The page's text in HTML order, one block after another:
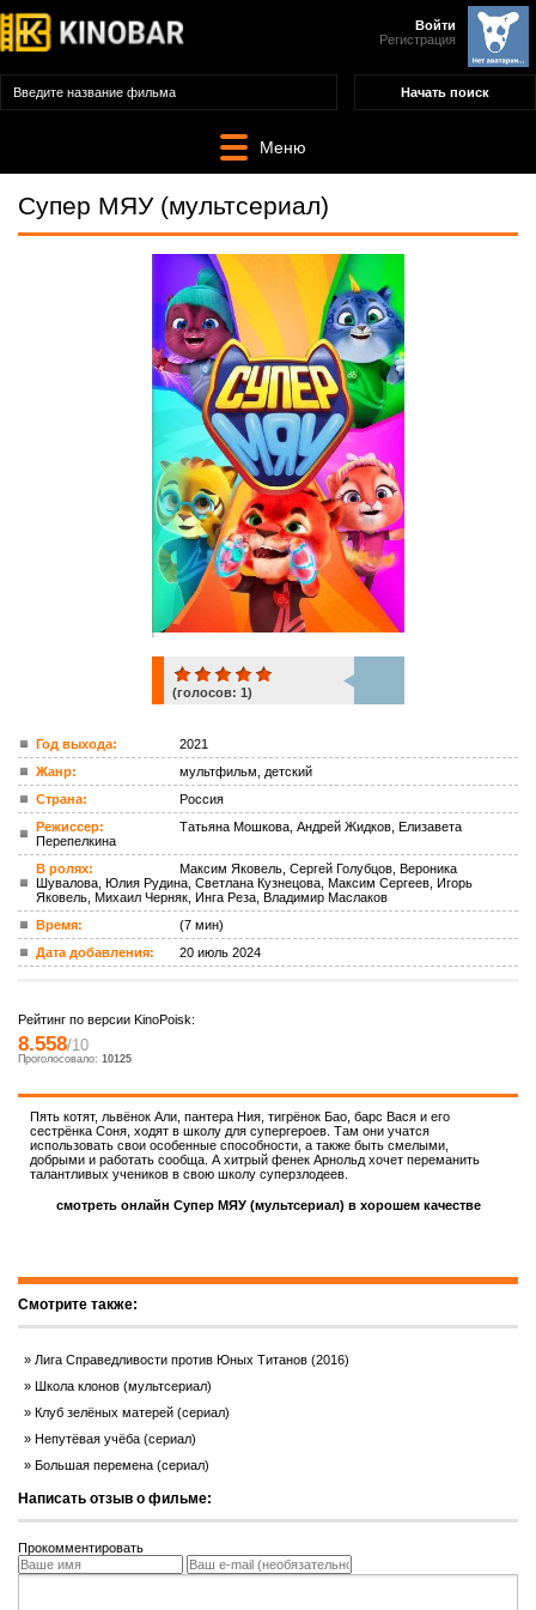
Войти
Регистрация
Меню
Супер МЯУ (мультсериал)
ком.
(голосов: 1)
Год выхода:
2021
Жанр:
мультфильм, детский
Страна:
Россия
Режиссер:
Татьяна Мошкова, Андрей Жидков, Елизавета
Перепелкина
В ролях:
Максим Яковель, Сергей Голубцов, Вероника
Шувалова, Юлия Рудина, Светлана Кузнецова, Максим Сергеев, Игорь
Яковель, Михаил Черняк, Инга Реза, Владимир Маслаков
Время:
(7 мин)
Дата добавления:
20 июль 2024
Рейтинг по версии KinoPoisk:
8.558/10
Проголосовало: 10125
Пять котят, львёнок Али, пантера Ния, тигрёнок Бао, барс Вася и его
сестрёнка Соня, ходят в школу для супергероев. Там они учатся
использовать свои особенные способности, а также быть смелыми,
добрыми и работать сообща. А хитрый фенек Арнольд хочет переманить
талантливых учеников в свою школу суперзлодеев.
смотреть онлайн Супер МЯУ (мультсериал) в хорошем качестве
Смотрите также:
Лига Справедливости против Юных Титанов (2016)
Школа клонов (мультсериал)
Клуб зелёных матерей (сериал)
Непутёвая учёба (сериал)
Большая перемена (сериал)
Написать отзыв о фильме:
Прокомментировать